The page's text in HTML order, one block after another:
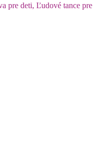
pre deti, Ľudové tance pre